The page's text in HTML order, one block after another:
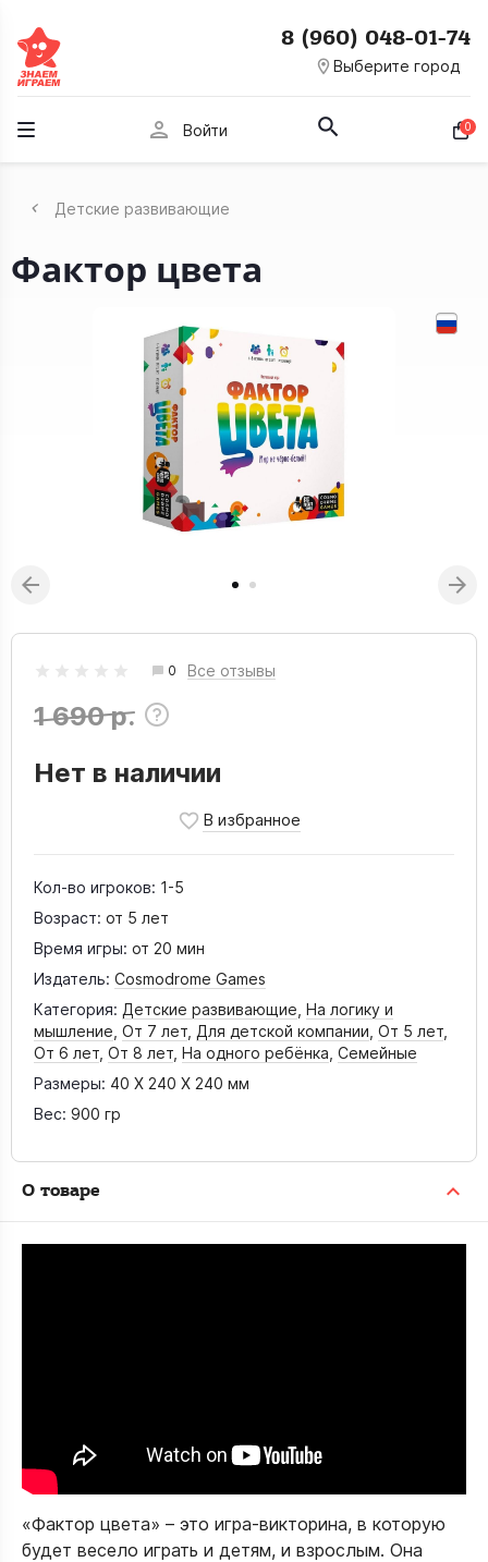
room Выберите город
8 (960) 048-01-74
person Войти 0
Детские развивающие
Фактор цвета
0 Все отзывы
1 690 р.
Нет в наличии
Кол-во игроков: 1-5
Возраст: от 5 лет
Время игры: от 20 мин
Издатель: Cosmodrome Games
Категория: Детские развивающие На логику и
мышление От 7 лет Для детской компании От 5 лет
От 6 лет От 8 лет На одного ребёнка Семейные
Размеры: 40 X 240 X 240 мм
Вес: 900 гр
О товаре
«Фактор цвета» – это игра-викторина, в которую
будет весело играть и детям, и взрослым. Она